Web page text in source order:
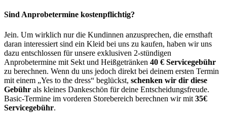
Sind Anprobetermine kostenpflichtig?
Jein. Um wirklich nur die Kundinnen anzusprechen, die ernsthaft
daran interessiert sind ein Kleid bei uns zu kaufen, haben wir uns
dazu entschlossen für unsere exklusiven 2-stündigen
Anprobetermine mit Sekt und Heißgetränken 40 € Servicegebühr
zu berechnen. Wenn du uns jedoch direkt bei deinem ersten Termin
mit einem „Yes to the dress“ beglückst, schenken wir dir diese
Gebühr als kleines Dankeschön für deine Entscheidungsfreude.
Basic-Termine im vorderen Storebereich berechnen wir mit 35€
Servicegebühr.